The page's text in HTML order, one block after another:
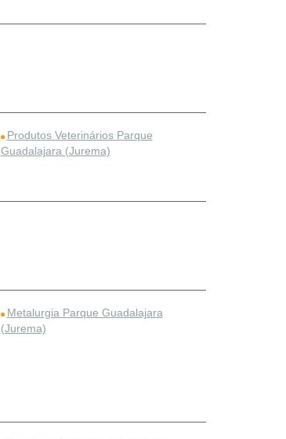
Produtos Veterinários Parque
Guadalajara (Jurema)
Metalurgia Parque Guadalajara
(Jurema)